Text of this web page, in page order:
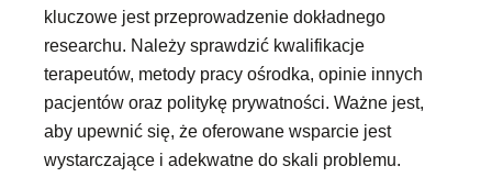
kluczowe jest przeprowadzenie dokładnego
researchu. Należy sprawdzić kwalifikacje
terapeutów, metody pracy ośrodka, opinie innych
pacjentów oraz politykę prywatności. Ważne jest,
aby upewnić się, że oferowane wsparcie jest
wystarczające i adekwatne do skali problemu.